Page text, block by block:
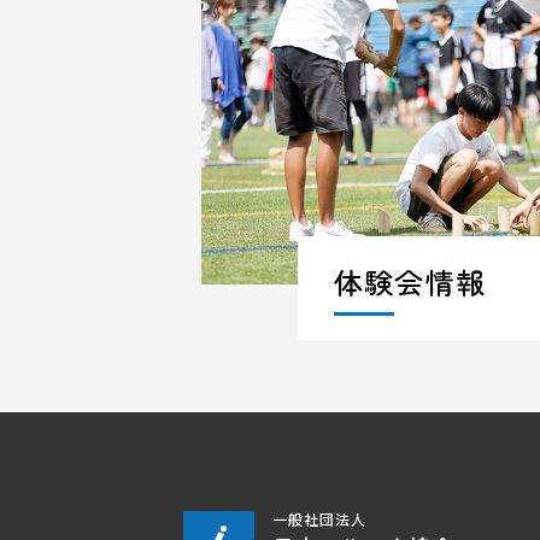
体験会情報
一般社団法人